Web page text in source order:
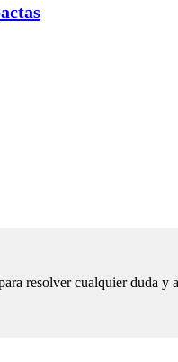
resolver cualquier duda y